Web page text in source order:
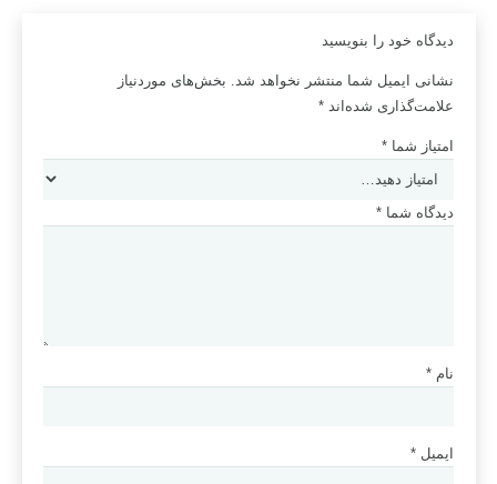
دیدگاه خود را بنویسید
نشانی ایمیل شما منتشر نخواهد شد. بخش‌های موردنیاز
علامت‌گذاری شده‌اند *
امتیاز شما *
دیدگاه شما *
نام *
ایمیل *